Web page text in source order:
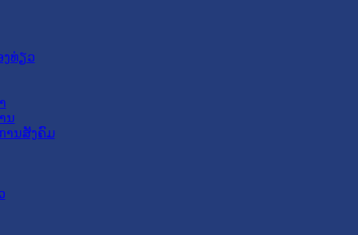
ງທ່ຽວ
ນ
ານສັງຄົມ